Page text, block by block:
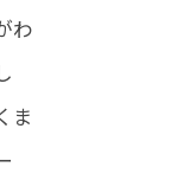
わ
ま